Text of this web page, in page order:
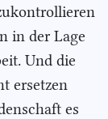
in der Lage
Und die
ersetzen
es